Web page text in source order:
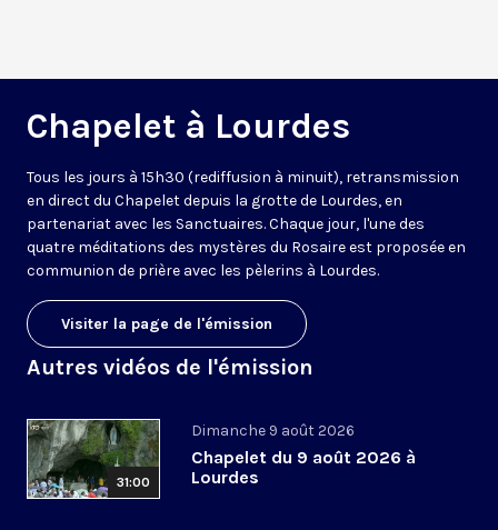
Chapelet à Lourdes
Tous les jours à 15h30 (rediffusion à minuit), retransmission
en direct du Chapelet depuis la grotte de Lourdes, en
partenariat avec les Sanctuaires. Chaque jour, l'une des
quatre méditations des mystères du Rosaire est proposée en
communion de prière avec les pèlerins à Lourdes.
Visiter la page de l'émission
Autres vidéos de l'émission
31:00
Dimanche 9 août 2026
Chapelet du 9 août 2026 à
Lourdes